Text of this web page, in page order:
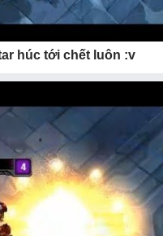
húc tới chết luôn :v